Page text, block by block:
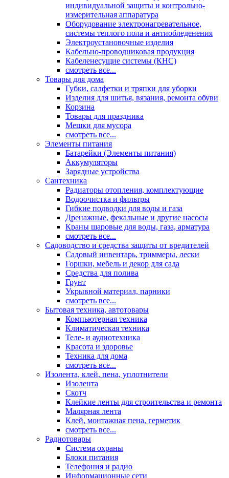
индивидуальной защиты и контрольно-
измерительная аппаратура
Оборудование электронагревательное,
системы теплого пола и антиобледенения
Электроустановочные изделия
Кабельно-проводниковая продукция
Кабеленесущие системы (КНС)
смотреть все...
Товары для дома
Губки, салфетки и тряпки для уборки
Изделия для шитья, вязания, ремонта обуви
Корзина
Товары для праздника
Мешки для мусора
смотреть все...
Элементы питания
Батарейки (Элементы питания)
Аккумуляторы
Зарядные устройства
Сантехника
Радиаторы отопления, комплектующие
Водоочистка и фильтры
Гибкие подводки для воды и газа
Дренажные, фекальные и другие насосы
Краны шаровые для воды, газа, арматура
смотреть все...
Садоводство и средства защиты от вредителей
Садовый инвентарь, триммеры, лески
Горшки, мебель и декор для сада
Средства для полива
Грунт
Укрывной материал, парники
смотреть все...
Бытовая техника, автотовары
Компьютерная техника
Климатическая техника
Теле- и аудиотехника
Красота и здоровье
Техника для дома
смотреть все...
Изолента, клей, пена, уплотнители
Изолента
Скотч
Клейкие ленты для строительства и ремонта
Малярная лента
Клей, монтажная пена, герметик
смотреть все...
Радиотовары
Система охраны
Блоки питания
Телефония и радио
Информационные сети